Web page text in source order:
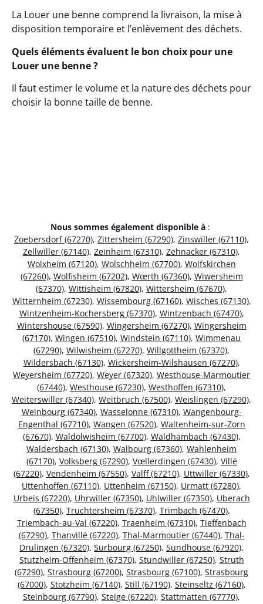
La Louer une benne comprend la livraison, la mise à
disposition temporaire et l’enlèvement des déchets.
Quels éléments évaluent le bon choix pour une
Louer une benne ?
Il faut estimer le volume et la nature des déchets pour
choisir la bonne taille de benne.
Nous sommes également disponible à :
Zoebersdorf (67270), Zittersheim (67290), Zinswiller (67110),
Zellwiller (67140), Zeinheim (67310), Zehnacker (67310),
Wolxheim (67120), Wolschheim (67700), Wolfskirchen
(67260), Wolfisheim (67202), Wœrth (67360), Wiwersheim
(67370), Wittisheim (67820), Wittersheim (67670),
Witternheim (67230), Wissembourg (67160), Wisches (67130),
Wintzenheim-Kochersberg (67370), Wintzenbach (67470),
Wintershouse (67590), Wingersheim (67270), Wingersheim
(67170), Wingen (67510), Windstein (67110), Wimmenau
(67290), Wilwisheim (67270), Willgottheim (67370),
Wildersbach (67130), Wickersheim-Wilshausen (67270),
Weyersheim (67720), Weyer (67320), Westhouse-Marmoutier
(67440), Westhouse (67230), Westhoffen (67310),
Weiterswiller (67340), Weitbruch (67500), Weislingen (67290),
Weinbourg (67340), Wasselonne (67310), Wangenbourg-
Engenthal (67710), Wangen (67520), Waltenheim-sur-Zorn
(67670), Waldolwisheim (67700), Waldhambach (67430),
Waldersbach (67130), Walbourg (67360), Wahlenheim
(67170), Volksberg (67290), Vœllerdingen (67430), Villé
(67220), Vendenheim (67550), Valff (67210), Uttwiller (67330),
Uttenhoffen (67110), Uttenheim (67150), Urmatt (67280),
Urbeis (67220), Uhrwiller (67350), Uhlwiller (67350), Uberach
(67350), Truchtersheim (67370), Trimbach (67470),
Triembach-au-Val (67220), Traenheim (67310), Tieffenbach
(67290), Thanvillé (67220), Thal-Marmoutier (67440), Thal-
Drulingen (67320), Surbourg (67250), Sundhouse (67920),
Stutzheim-Offenheim (67370), Stundwiller (67250), Struth
(67290), Strasbourg (67200), Strasbourg (67100), Strasbourg
(67000), Stotzheim (67140), Still (67190), Steinseltz (67160),
Steinbourg (67790), Steige (67220), Stattmatten (67770),